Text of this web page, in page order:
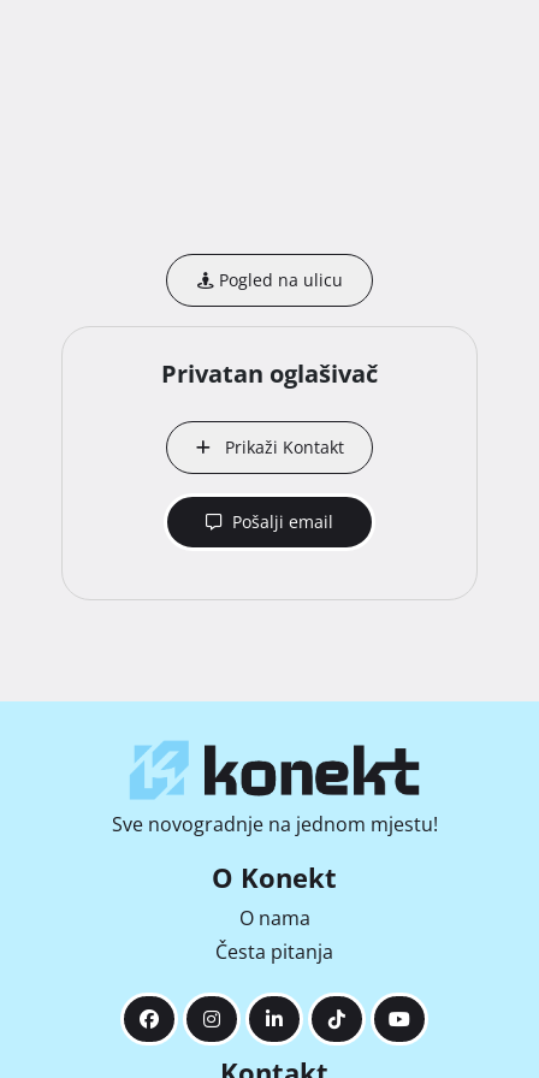
Pogled na ulicu
Privatan oglašivač
Prikaži Kontakt
Pošalji email
Sve novogradnje na jednom mjestu!
O Konekt
O nama
Česta pitanja